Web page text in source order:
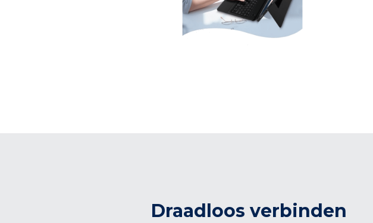
Draadloos verbinden